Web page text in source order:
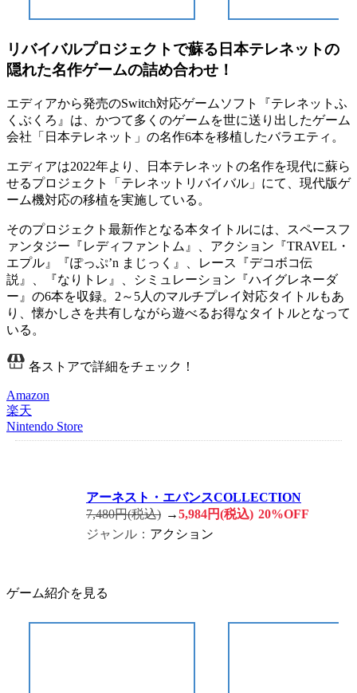
リバイバルプロジェクトで蘇る日本テレネットの
隠れた名作ゲームの詰め合わせ！
エディアから発売のSwitch対応ゲームソフト『テレネットふ
くぶくろ』は、かつて多くのゲームを世に送り出したゲーム
会社「日本テレネット」の名作6本を移植したバラエティ 。
エディアは2022年より、
日本テレネットの名作を現代に蘇ら
せるプロジェクト「テレネットリバイバル」にて、現代版ゲ
ーム機対応の移植を実施している。
そのプロジェクト最新作となる本タイトルには、スペースフ
ァンタジー 『レディファントム』
、アクション『TRAVEL・
エプル』
『ぽっぷ’n まじっく』
、レース『デコボコ伝
説』、『なりトレ』、シミュレーション 『ハイグレネーダ
ー』 の6本を収録。 2～5人のマルチプレイ対応タイトルもあ
り、懐かしさを共有しながら遊べるお得なタイトルとなって
いる。
各ストアで詳細をチェック！
Amazon
楽天
Nintendo Store
アーネスト・エバンスCOLLECTION
7,480円(税込) →5,984円(税込) 20%OFF
ジャンル： アクション
ゲーム紹介を見る